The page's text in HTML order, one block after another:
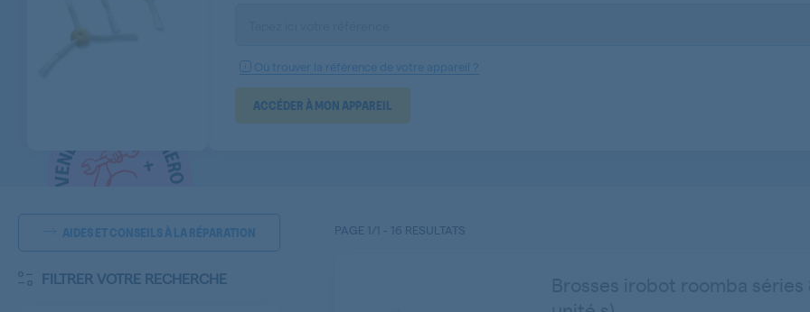
Où trouver la référence de votre appareil ?
ACCÉDER À MON APPAREIL
AIDES ET CONSEILS À LA RÉPARATION
FILTRER VOTRE RECHERCHE
PAGE 1/1 - 16 RESULTATS